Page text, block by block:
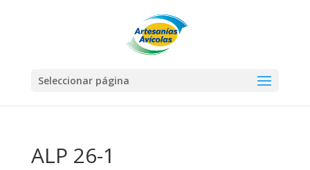
Seleccionar página
ALP 26-1